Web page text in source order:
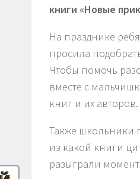
книги «Новые
На празднике
просила
Чтобы помочь
вместе с
книг и их авторов.
Также школьники
из какой книги
разыграли